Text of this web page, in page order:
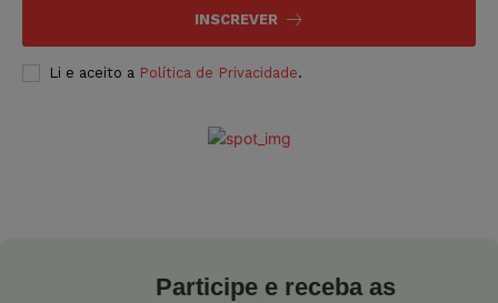
INSCREVER
Li e aceito a Política de Privacidade.
Participe e receba as